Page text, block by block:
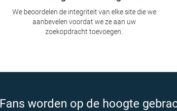
We beoordelen de integriteit van elke site die we
aanbevelen voordat we ze aan uw
zoekopdracht toevoegen.
Fans worden op de hoogte